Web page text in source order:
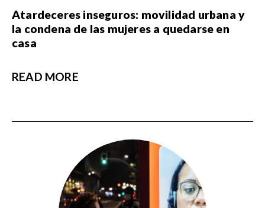
Atardeceres inseguros: movilidad urbana y
la condena de las mujeres a quedarse en
casa
READ MORE